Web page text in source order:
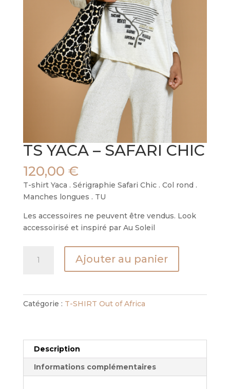
TS YACA – SAFARI CHIC
120,00 €
T-shirt Yaca . Sérigraphie Safari Chic . Col rond .
Manches longues . TU
Les accessoires ne peuvent être vendus. Look
accessoirisé et inspiré par Au Soleil
SAFARI
Ajouter au panier
Catégorie : T-SHIRT Out of Africa
Description
Informations complémentaires